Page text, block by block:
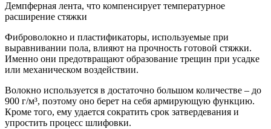
Демпферная лента, что компенсирует температурное
расширение стяжки
Фиброволокно и пластификаторы, используемые при
выравнивании пола, влияют на прочность готовой стяжки.
Именно они предотвращают образование трещин при усадке
или механическом воздействии.
Волокно используется в достаточно большом количестве – до
900 г/м³, поэтому оно берет на себя армирующую функцию.
Кроме того, ему удается сократить срок затвердевания и
упростить процесс шлифовки.